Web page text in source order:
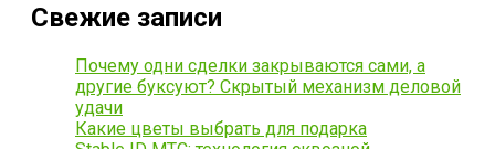
Свежие записи
Почему одни сделки закрываются сами, а
другие буксуют? Скрытый механизм деловой
удачи
Какие цветы выбрать для подарка